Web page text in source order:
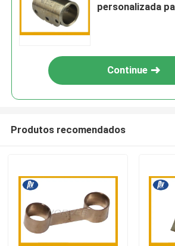
personalizada
Continue
Produtos recomendados